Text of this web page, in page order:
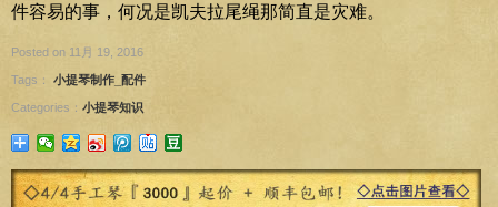
件容易的事，何况是凯夫拉尾绳那简直是灾难。
Posted on 11月 19, 2016
Tags： 小提琴制作_配件
Categories： 小提琴知识